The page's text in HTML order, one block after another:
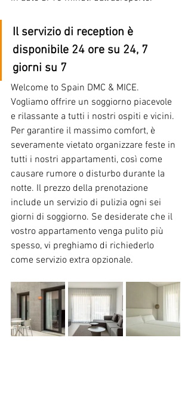
Il servizio di reception è
disponibile 24 ore su 24, 7
giorni su 7
Welcome to Spain DMC & MICE.
Vogliamo offrire un soggiorno piacevole
e rilassante a tutti i nostri ospiti e vicini.
Per garantire il massimo comfort, è
severamente vietato organizzare feste in
tutti i nostri appartamenti, così come
causare rumore o disturbo durante la
notte. Il prezzo della prenotazione
include un servizio di pulizia ogni sei
giorni di soggiorno. Se desiderate che il
vostro appartamento venga pulito più
spesso, vi preghiamo di richiederlo
come servizio extra opzionale.